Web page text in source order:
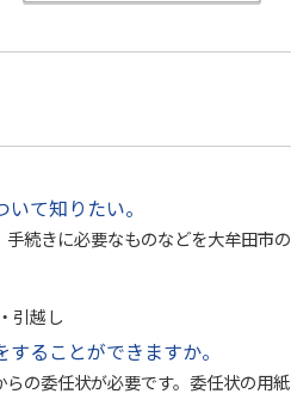
て知りたい。
続きに必要なものなどを大牟田市
引越し
ることができますか。
の委任状が必要です。委任状の用